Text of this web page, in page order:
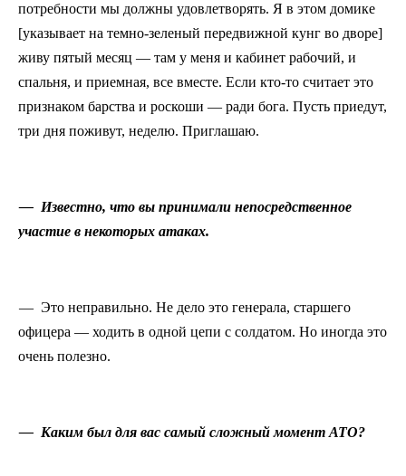
потребности мы должны удовлетворять. Я в этом домике
[указывает на темно-зеленый передвижной кунг во дворе]
живу пятый месяц — там у меня и кабинет рабочий, и
спальня, и приемная, все вместе. Если кто‑то считает это
признаком барства и роскоши — ради бога. Пусть приедут,
три дня поживут, неделю. Приглашаю.
— Известно, что вы принимали непосредственное
участие в некоторых атаках.
— Это неправильно. Не дело это генерала, старшего
офицера — ходить в одной цепи с солдатом. Но иногда это
очень полезно.
— Каким был для вас самый сложный момент АТО?